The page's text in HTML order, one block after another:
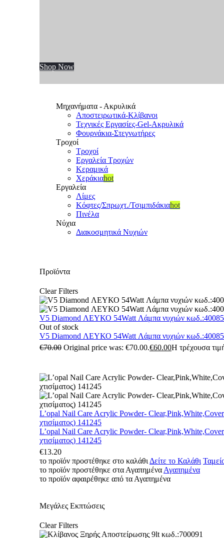
Shop Now
Μηχανήματα - Ακρυλικά
Αποστειρωτικά-Κλίβανοι
Τεχνικές Εργασίες-Gel-Ακρυλικά
Φουρνάκια-Στεγνωτήρες
Τροχοί
Τροχοί
Εργαλεία Τροχών
Κεραμικά
Χεράκιαhot
Εργαλεία
Λίμες
Κόφτες/Σπρωχτ./Τσιμπιδάκιαhot
Πινέλα
Νύχια
Διακοσμητικά Νυχιών
Προϊόντα
Clear Filters
V5 Diamond ΛΕΥΚΟ 54Watt Λάμπα νυχιών
Out of stock
V5 Diamond ΛΕΥΚΟ 54Watt Λάμπα νυχιών
€70.00 Original price was: €70.00.€60.00Η τρέχουσα
L’opal Nail Care Acrylic Powder-
χτισίματος) 141245
L’opal Nail Care Acrylic Powder-
χτισίματος) 141245
€13.20
το προϊόν προστέθηκε στο καλάθι Δείτε το Καλάθι
το προϊόν προστέθηκε στα Αγαπημένα Αγαπημένα
το προϊόν αφαιρέθηκε από τα Αγαπημένα
Μεγάλες Εκπτώσεις
Clear Filters